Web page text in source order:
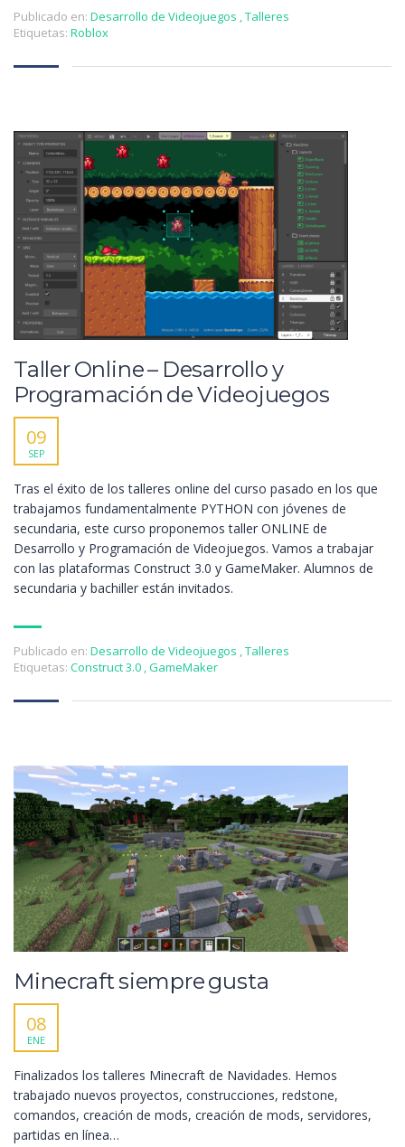
Publicado en: Desarrollo de Videojuegos Talleres
Etiquetas: Roblox
Taller Online – Desarrollo y
Programación de Videojuegos
09
SEP
Tras el éxito de los talleres online del curso pasado en los que
trabajamos fundamentalmente PYTHON con jóvenes de
secundaria, este curso proponemos taller ONLINE de
Desarrollo y Programación de Videojuegos. Vamos a trabajar
con las plataformas Construct 3.0 y GameMaker. Alumnos de
secundaria y bachiller están invitados.
Publicado en: Desarrollo de Videojuegos ,Talleres
Etiquetas: Construct 3.0 ,GameMaker
Minecraft siempre gusta
08
ENE
Finalizados los talleres Minecraft de Navidades. Hemos
trabajado nuevos proyectos, construcciones, redstone,
comandos, creación de mods, creación de mods, servidores,
partidas en línea…